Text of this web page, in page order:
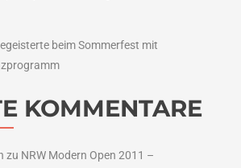
beim Sommerfest mit
KOMMENTARE
zu NRW Modern Open 2011 –